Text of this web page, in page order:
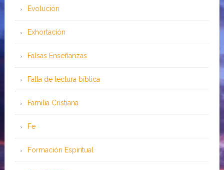
Evolución
Exhortación
Falsas Enseñanzas
Falta de lectura bíblica
Familia Cristiana
Fe
Formación Espiritual